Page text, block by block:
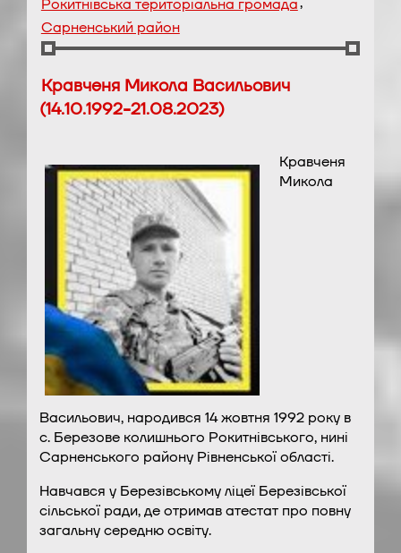
Рокитнівська територіальна громада
Сарненський район
Кравченя Микола Васильович
(14.10.1992-21.08.2023)
Кравченя
Микола
Васильович, народився 14 жовтня 1992 року в
с. Березове колишнього Рокитнівського, нині
Сарненського району Рівненської області.
Навчався у Березівському ліцеї Березівської
сільської ради, де отримав атестат про повну
загальну середню освіту.